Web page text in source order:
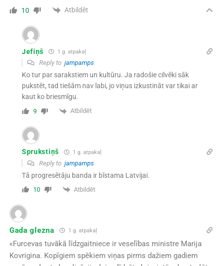
10 Atbildēt
Jefiņš 1 g. atpakaļ
Reply to jampamps
Ko tur par sarakstiem un kultūru. Ja radošie cilvēki sāk
pukstēt, tad tiešām nav labi, jo viņus izkustināt var tikai ar
kaut ko briesmīgu.
9 Atbildēt
Sprukstiņš 1 g. atpakaļ
Reply to jampamps
Tā progresētāju banda ir bīstama Latvijai.
10 Atbildēt
Gada glezna 1 g. atpakaļ
«Furcevas tuvākā līdzgaitniece ir veselības ministre Marija
Kovrigina. Kopīgiem spēkiem viņas pirms dažiem gadiem